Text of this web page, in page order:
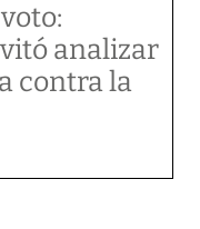
analizar
contra la